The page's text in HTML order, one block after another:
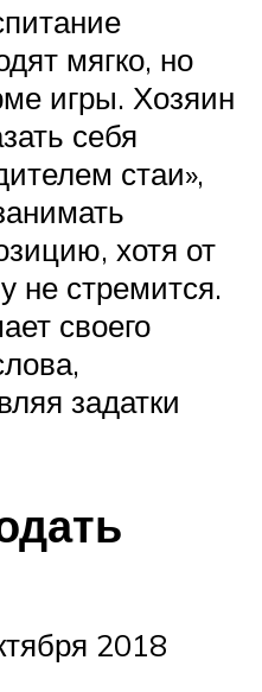
мягко, но
игры. Хозяин
себя
стаи»,
хотя от
не стремится.
своего
задатки
2018